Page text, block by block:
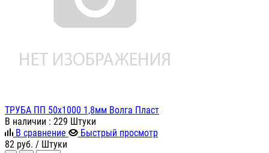
ТРУБА ПП 50х1000 1,8мм Волга Пласт
В наличии : 229 Штуки
В сравнение
Быстрый просмотр
82 руб. / Штуки